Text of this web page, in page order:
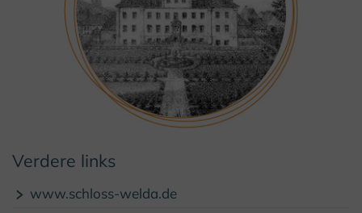
Verdere links
www.schloss-welda.de